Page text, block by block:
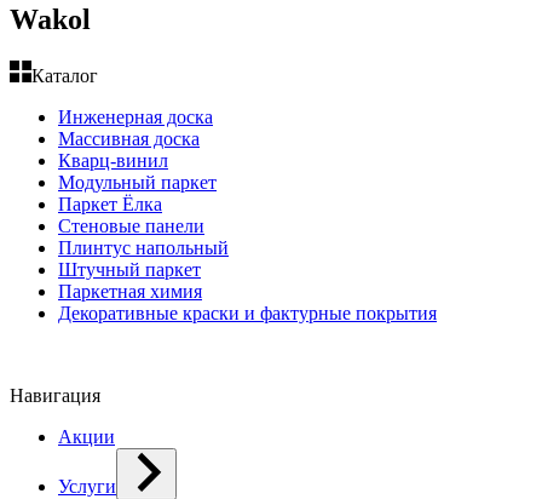
Wakol
Каталог
Инженерная доска
Массивная доска
Кварц-винил
Модульный паркет
Паркет Ёлка
Стеновые панели
Плинтус напольный
Штучный паркет
Паркетная химия
Декоративные краски и фактурные покрытия
Навигация
Акции
Услуги